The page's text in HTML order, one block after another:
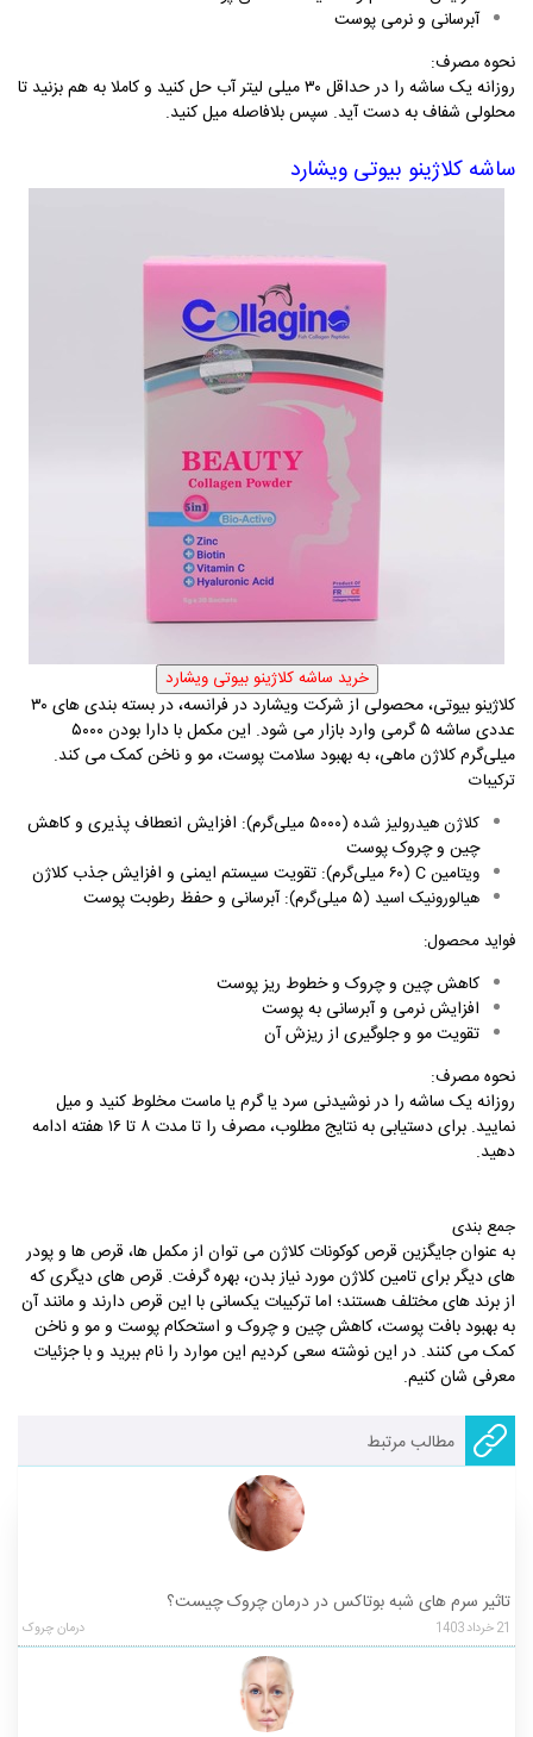
آبرسانی و نرمی پوست
نحوه مصرف:
روزانه یک ساشه را در حداقل ۳۰ میلی ‌لیتر آب حل کنید و کاملا به هم بزنید تا
محلولی شفاف به دست آید. سپس بلافاصله میل کنید.
ساشه کلاژینو بیوتی ویشارد
کلاژینو بیوتی، محصولی از شرکت ویشارد در فرانسه، در بسته ‌بندی ‌های ۳۰
عددی ساشه ۵ گرمی وارد بازار می شود. این مکمل با دارا بودن ۵۰۰۰
میلی‌گرم کلاژن ماهی، به بهبود سلامت پوست، مو و ناخن کمک می‌ کند.
ترکیبات
کلاژن هیدرولیز شده (۵۰۰۰ میلی‌گرم)
: افزایش انعطاف‌ پذیری و کاهش
چین و چروک پوست
ویتامینC (۶۰ میلی‌گرم) : تقویت سیستم ایمنی و افزایش جذب کلاژن
هیالورونیک اسید (۵ میلی‌گرم) : آبرسانی و حفظ رطوبت پوست
فواید محصول:
کاهش چین و چروک و خطوط ریز پوست
افزایش نرمی و آبرسانی به پوست
تقویت مو و جلوگیری از ریزش آن
نحوه مصرف:
روزانه یک ساشه را در نوشیدنی سرد یا گرم یا ماست مخلوط کنید و میل
نمایید. برای دستیابی به نتایج مطلوب، مصرف را تا مدت ۸ تا ۱۶ هفته ادامه
دهید.
جمع‌ بندی
به عنوان جایگزین قرص کوکونات کلاژن می‌ توان از مکمل ها، قرص ها و پودر
های دیگر برای تامین کلاژن مورد نیاز بدن، بهره گرفت. قرص های دیگری که
از برند های مختلف هستند؛ اما ترکیبات یکسانی با این قرص دارند و مانند آن
به بهبود بافت پوست، کاهش چین و چروک و استحکام پوست و مو و ناخن
کمک می کنند. در این نوشته سعی کردیم این موارد را نام ببرید و با جزئیات
معرفی شان کنیم.
مطالب مرتبط
تاثیر سرم های شبه بوتاکس در درمان چروک چیست؟
21خرداد1403 درمان چروک